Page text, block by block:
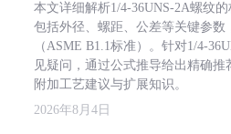
本文详细解析1/4-36UNS-2A螺纹
包括外径、螺距、公差等关键参数
（ASME B1.1标准）。针对1/4-
见疑问，通过公式推导给出精确推
附加工艺建议与扩展知识。
2026年8月4日